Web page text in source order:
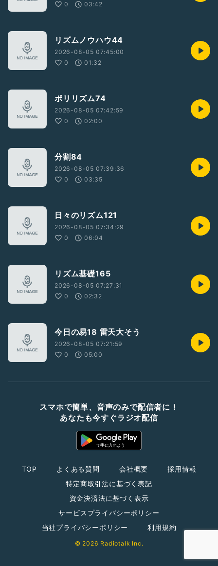
0
03:42
リズムノウハウ44
2026-08-05 07:45:00
0
01:32
ポリリズム74
2026-08-05 07:42:59
0
02:00
分割84
2026-08-05 07:39:36
0
03:35
日々のリズム121
2026-08-05 07:34:29
0
06:04
リズム基礎165
2026-08-05 07:27:31
0
02:32
今日の易18 雷天大そう
2026-08-05 07:21:59
0
05:00
スマホで簡単、音声のみで配信者に！
あなたも今すぐラジオ配信
TOP よくある質問 会社概要
採用情報
特定商取引法に基づく表記
資金決済法に基づく表示
サービスプライバシーポリシー
当社プライバシーポリシー
利用規約
© 2026 Radiotalk Inc.